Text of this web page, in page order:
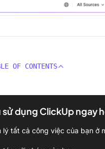
OF CONTENTS
sử dụng ClickUp ngay
lý tất cả công việc của bạn ở